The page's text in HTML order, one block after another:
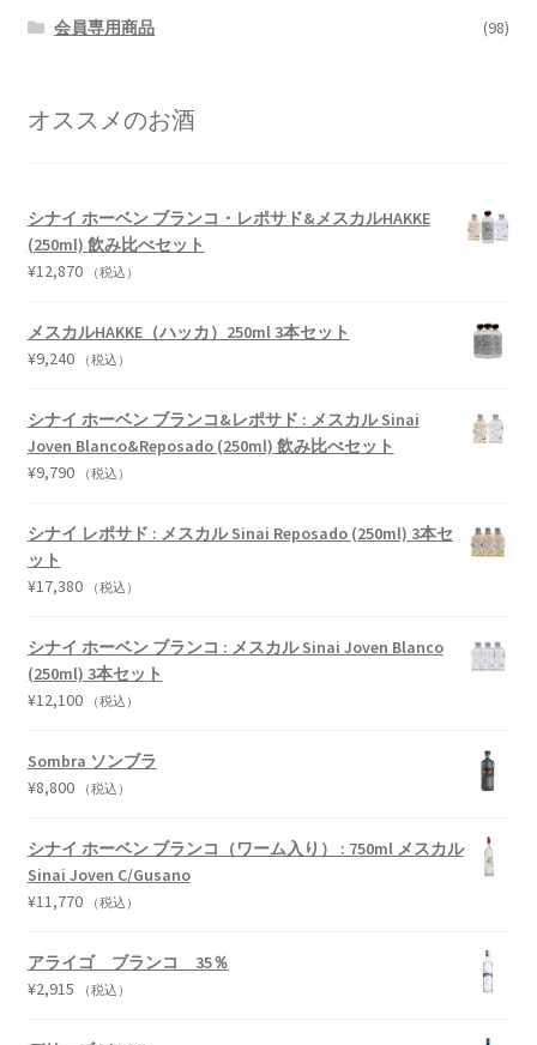
会員専用商品
(98)
オススメのお酒
シナイ ホーベン ブランコ・レポサド&メスカルHAKKE
(250ml) 飲み比べセット
¥12,870 （税込）
メスカルHAKKE（ハッカ）250ml 3本セット
¥9,240 （税込）
シナイ ホーベン ブランコ&レポサド : メスカル Sinai
Joven Blanco&Reposado (250ml) 飲み比べセット
¥9,790 （税込）
シナイ レポサド : メスカル Sinai Reposado (250ml) 3本セ
ット
¥17,380 （税込）
シナイ ホーベン ブランコ : メスカル Sinai Joven Blanco
(250ml) 3本セット
¥12,100 （税込）
Sombra ソンブラ
¥8,800 （税込）
シナイ ホーベン ブランコ（ワーム入り） : 750ml メスカル
Sinai Joven C/Gusano
¥11,770 （税込）
アライゴ ブランコ 35％
¥2,915 （税込）